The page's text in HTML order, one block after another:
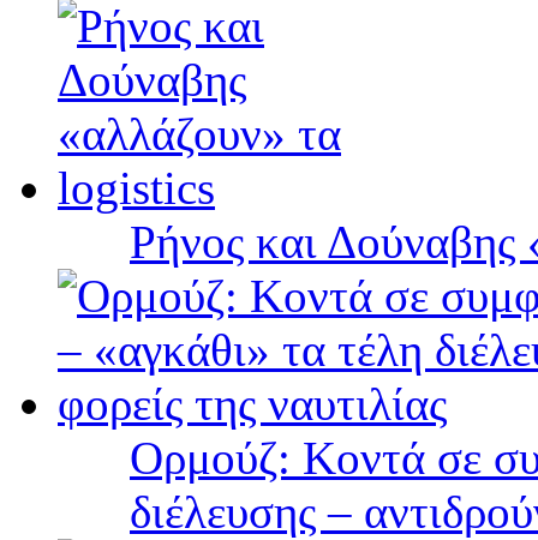
Ρήνος και
Ορμούζ: Κοντά σε
διέλευσης –